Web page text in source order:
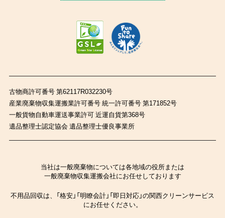
古物商許可番号 第62117R032230号
産業廃棄物収集運搬業許可番号 統一許可番号 第171852号
一般貨物自動車運送事業許可 近運自貨第368号
遺品整理士認定協会 遺品整理士優良事業所
当社は一般廃棄物については各地域の役所または
一般廃棄物収集運搬会社にお任せしております
不用品回収は、「格安」「明瞭会計」「即日対応」の関西クリーンサービス
にお任せください。